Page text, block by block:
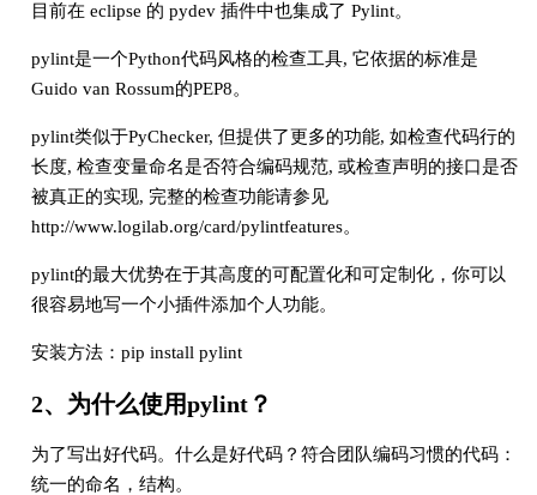
目前在 eclipse 的 pydev 插件中也集成了 Pylint。
pylint是一个Python代码风格的检查工具, 它依据的标准是
Guido van Rossum的PEP8。
pylint类似于PyChecker, 但提供了更多的功能, 如检查代码行的
长度, 检查变量命名是否符合编码规范, 或检查声明的接口是否
被真正的实现, 完整的检查功能请参见
http://www.logilab.org/card/pylintfeatures。
pylint的最大优势在于其高度的可配置化和可定制化，你可以
很容易地写一个小插件添加个人功能。
安装方法：pip install pylint
2、为什么使用pylint？
为了写出好代码。什么是好代码？符合团队编码习惯的代码：
统一的命名，结构。